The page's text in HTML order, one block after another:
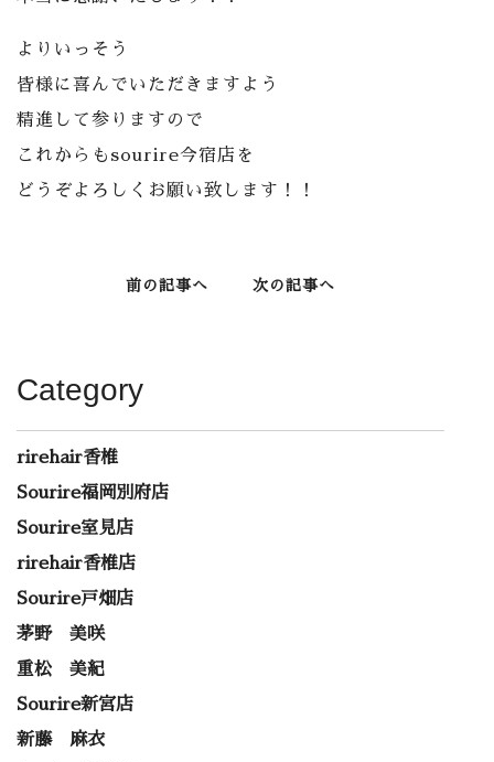
よりいっそう
皆様に喜んでいただきますよう
精進して参りますので
これからもsourire今宿店を
どうぞよろしくお願い致します！！
前の記事へ 次の記事へ
Category
rirehair香椎
Sourire福岡別府店
Sourire室見店
rirehair香椎店
Sourire戸畑店
茅野 美咲
重松 美紀
Sourire新宮店
新藤 麻衣